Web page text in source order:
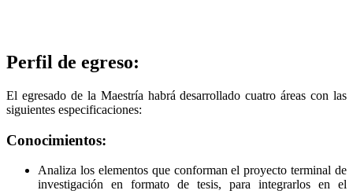
Perfil de egreso:
El egresado de la Maestría habrá desarrollado cuatro áreas con las
siguientes especificaciones:
Conocimientos:
Analiza los elementos que conforman el proyecto terminal de
investigación en formato de tesis, para integrarlos en el